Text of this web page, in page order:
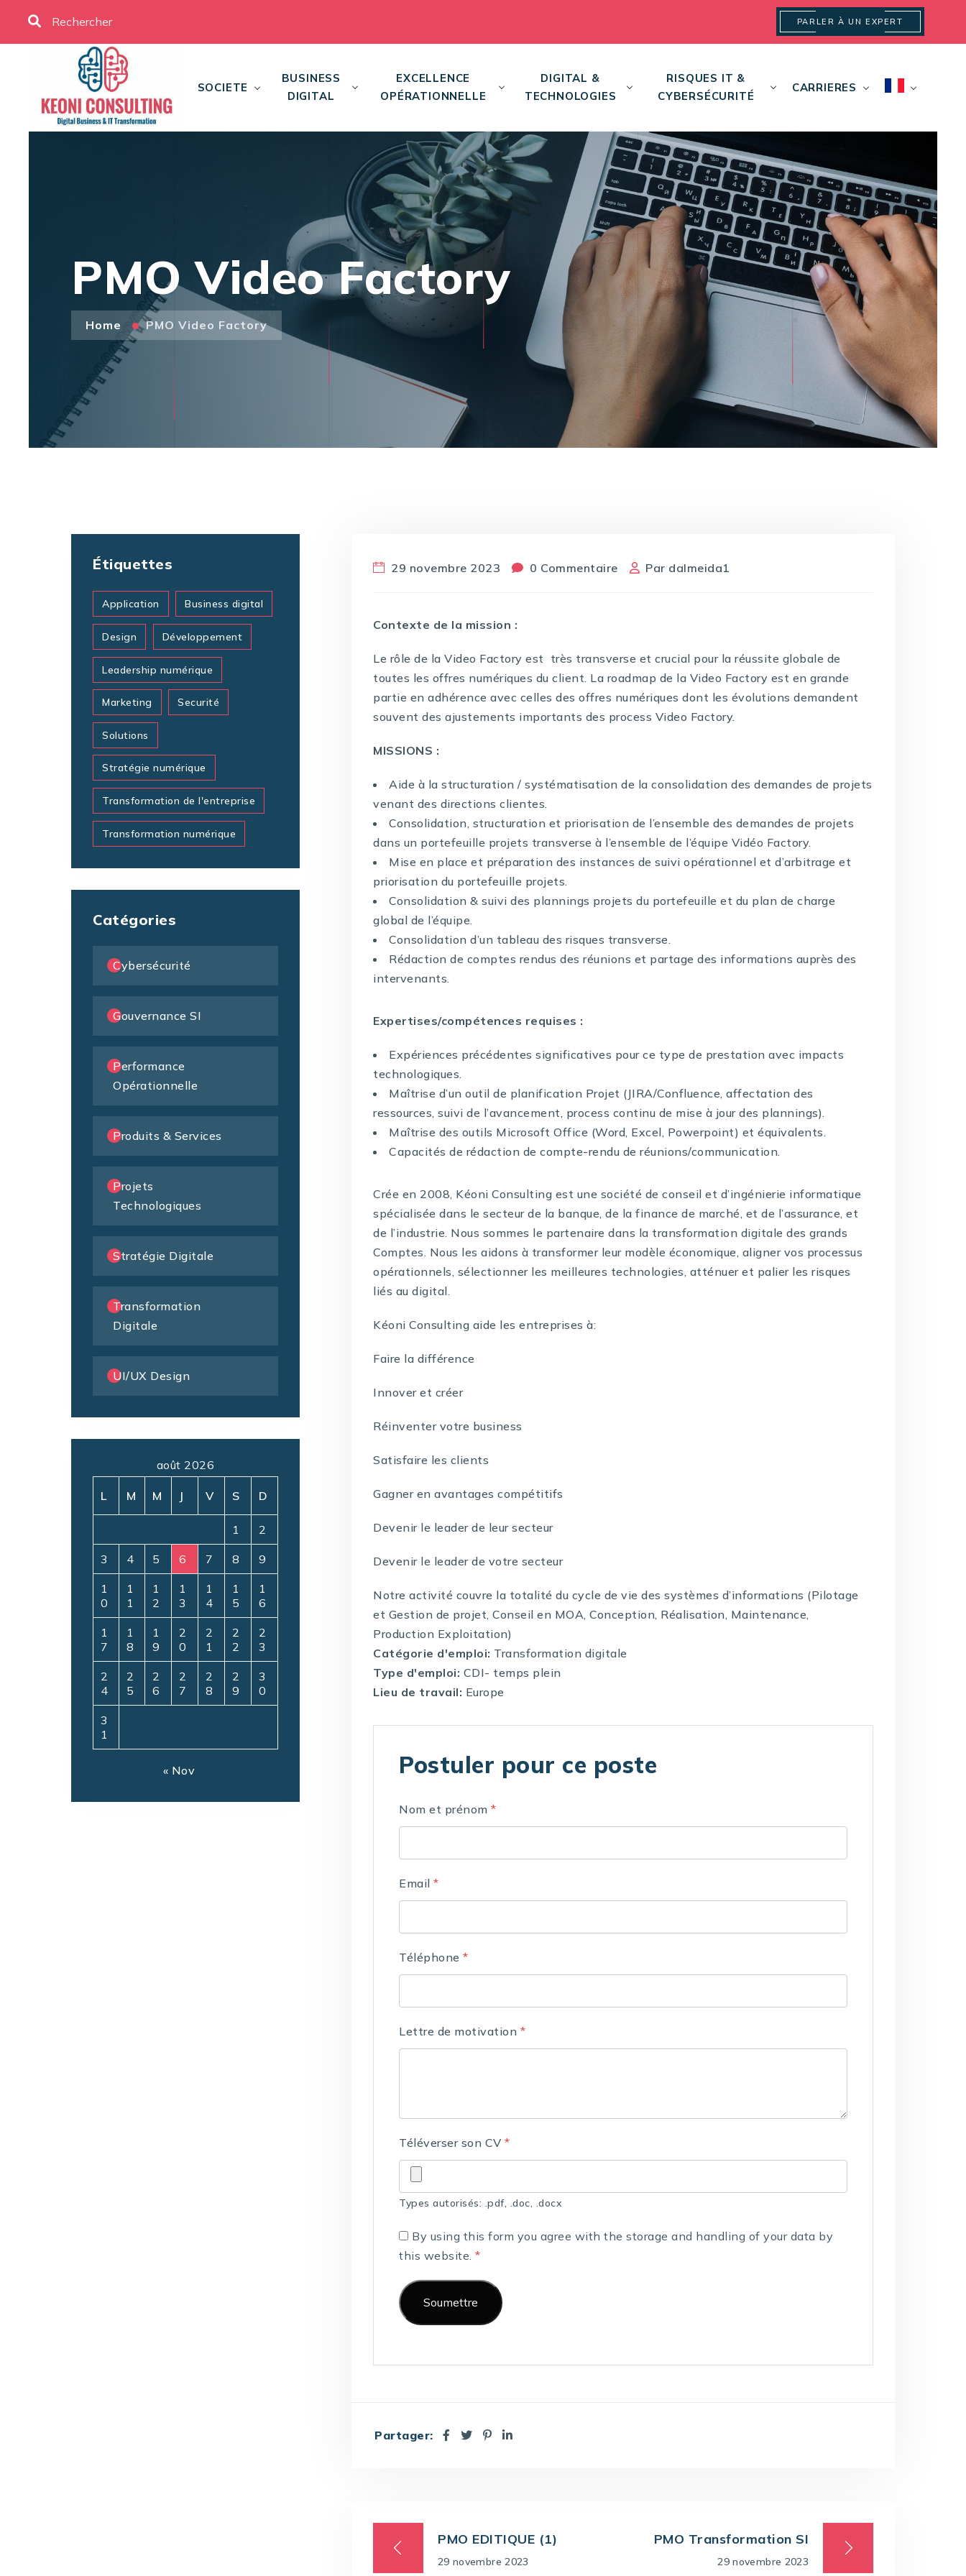
PARLER À UN EXPERT
SOCIETE
BUSINESS
DIGITAL
EXCELLENCE
OPÉRATIONNELLE
DIGITAL &
TECHNOLOGIES
RISQUES IT &
CYBERSÉCURITÉ
CARRIERES
PMO Video Factory
Home PMO Video Factory
29 novembre 2023 0 Commentaire Par dalmeida1
Contexte de la mission :
Le rôle de la Video Factory est très transverse et crucial pour la réussite globale de
toutes les offres numériques du client. La roadmap de la Video Factory est en grande
partie en adhérence avec celles des offres numériques dont les évolutions demandent
souvent des ajustements importants des process Video Factory.
MISSIONS :
Aide à la structuration / systématisation de la consolidation des demandes de projets
venant des directions clientes.
Consolidation, structuration et priorisation de l’ensemble des demandes de projets
dans un portefeuille projets transverse à l’ensemble de l’équipe Vidéo Factory.
Mise en place et préparation des instances de suivi opérationnel et d’arbitrage et
priorisation du portefeuille projets.
Consolidation & suivi des plannings projets du portefeuille et du plan de charge
global de l’équipe.
Consolidation d’un tableau des risques transverse.
Rédaction de comptes rendus des réunions et partage des informations auprès des
intervenants.
Expertises/compétences requises :
Expériences précédentes significatives pour ce type de prestation avec impacts
technologiques.
Maîtrise d’un outil de planification Projet (JIRA/Confluence, affectation des
ressources, suivi de l’avancement, process continu de mise à jour des plannings).
Maîtrise des outils Microsoft Office (Word, Excel, Powerpoint) et équivalents.
Capacités de rédaction de compte-rendu de réunions/communication.
Crée en 2008, Kéoni Consulting est une société de conseil et d’ingénierie informatique
spécialisée dans le secteur de la banque, de la finance de marché, et de l’assurance, et
de l’industrie. Nous sommes le partenaire dans la transformation digitale des grands
Comptes. Nous les aidons à transformer leur modèle économique, aligner vos processus
opérationnels, sélectionner les meilleures technologies, atténuer et palier les risques
liés au digital.
Kéoni Consulting aide les entreprises à:
Faire la différence
Innover et créer
Réinventer votre business
Satisfaire les clients
Gagner en avantages compétitifs
Devenir le leader de leur secteur
Devenir le leader de votre secteur
Notre activité couvre la totalité du cycle de vie des systèmes d’informations (Pilotage
et Gestion de projet, Conseil en MOA, Conception, Réalisation, Maintenance,
Production Exploitation)
Catégorie d'emploi: Transformation digitale
Type d'emploi: CDI- temps plein
Lieu de travail: Europe
Postuler pour ce poste
Nom et prénom*
Email*
Téléphone*
Lettre de motivation *
Téléverser son CV*
Types autorisés: .pdf, .doc, .docx
By using this form you agree with the storage and handling of your data by
this website.*
Partager:
PMO EDITIQUE (1)
29 novembre 2023
PMO Transformation SI
29 novembre 2023
Étiquettes
Application Business digital
Design Développement
Leadership numérique
Marketing Securité
Solutions
Stratégie numérique
Transformation de l'entreprise
Transformation numérique
Catégories
Cybersécurité
Gouvernance SI
Performance
Opérationnelle
Produits & Services
Projets
Technologiques
Stratégie Digitale
Transformation
Digitale
UI/UX Design
août 2026
L M M J V S D
1 2
3 4 5 6 7 8 9
1
0
1
1
1
2
1
3
1
4
1
5
1
6
1
7
1
8
1
9
2
0
2
1
2
2
2
3
2
4
2
5
2
6
2
7
2
8
2
9
3
0
3
1
« Nov